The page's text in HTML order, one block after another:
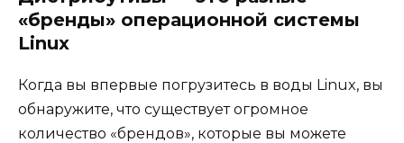
«бренды» операционной системы
Linux
Когда вы впервые погрузитесь в воды Linux, вы
обнаружите, что существует огромное
количество «брендов», которые вы можете